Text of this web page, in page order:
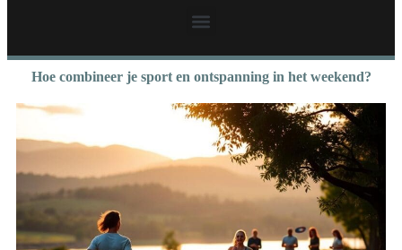
Hoe combineer je sport en ontspanning in het weekend?